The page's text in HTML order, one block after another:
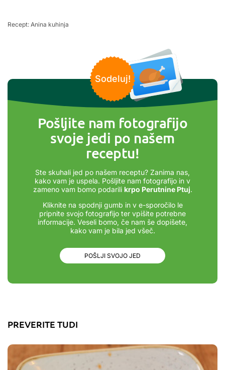
Recept: Anina kuhinja
Sodeluj!
Pošljite nam fotografijo
svoje jedi po našem
receptu!
Ste skuhali jed po našem receptu? Zanima nas,
kako vam je uspela. Pošljite nam fotografijo in v
zameno vam bomo podarili krpo Perutnine Ptuj.
Kliknite na spodnji gumb in v e-sporočilo le
pripnite svojo fotografijo ter vpišite potrebne
informacije. Veseli bomo, če nam še dopišete,
kako vam je bila jed všeč.
POŠLJI SVOJO JED
PREVERITE TUDI